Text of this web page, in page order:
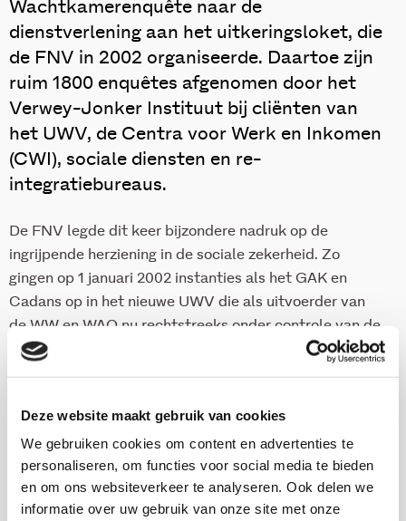
Deze website maakt gebruik van cookies
We gebruiken cookies om content en advertenties te
personaliseren, om functies voor social media te bieden
en om ons websiteverkeer te analyseren. Ook delen we
informatie over uw gebruik van onze site met onze
Wachtkamerenquête naar de
dienstverlening aan het uitkeringsloket, die
de FNV in 2002 organiseerde. Daartoe zijn
ruim 1800 enquêtes afgenomen door het
Verwey-Jonker Instituut bij cliënten van
het UWV, de Centra voor Werk en Inkomen
(CWI), sociale diensten en re-
integratiebureaus.
De FNV legde dit keer bijzondere nadruk op de
ingrijpende herziening in de sociale zekerheid. Zo
gingen op 1 januari 2002 instanties als het GAK en
Cadans op in het nieuwe UWV die als uitvoerder van
de WW en WAO nu rechtstreeks onder controle van de
minister staat.
Onderzoekers
Esmy Kromontono